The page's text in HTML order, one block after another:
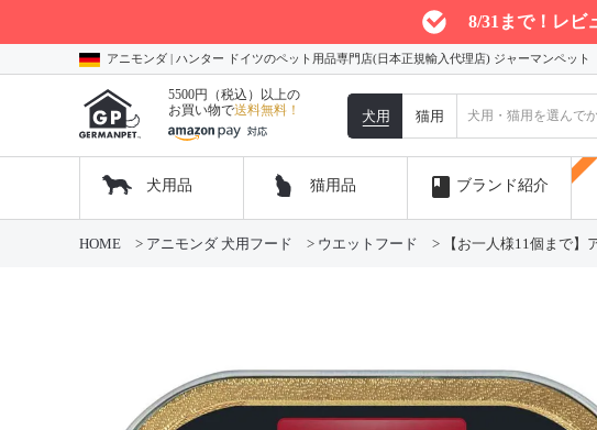
8/31まで！レビ
アニモンダ | ハンター ドイツのペット用品専門店(日本正規輸入代理店) ジャーマンペット
5500円（税込）以上の
お買い物で送料無料！ 犬用 猫用
犬用品 猫用品 book ブランド紹介
HOME アニモンダ 犬用フード ウエットフード 【お一人様11個まで